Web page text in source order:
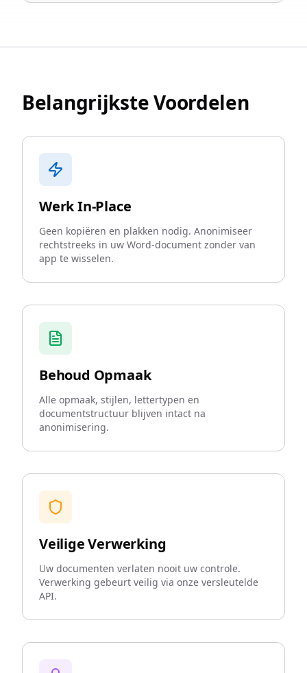
Belangrijkste Voordelen
Werk In-Place
Geen kopiëren en plakken nodig. Anonimiseer
rechtstreeks in uw Word-document zonder van
app te wisselen.
Behoud Opmaak
Alle opmaak, stijlen, lettertypen en
documentstructuur blijven intact na
anonimisering.
Veilige Verwerking
Uw documenten verlaten nooit uw controle.
Verwerking gebeurt veilig via onze versleutelde
API.